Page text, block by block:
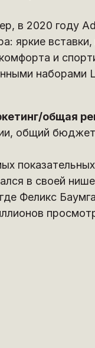
в 2020 году
яркие
и
наборами
общая
общий
в своей
Феликс